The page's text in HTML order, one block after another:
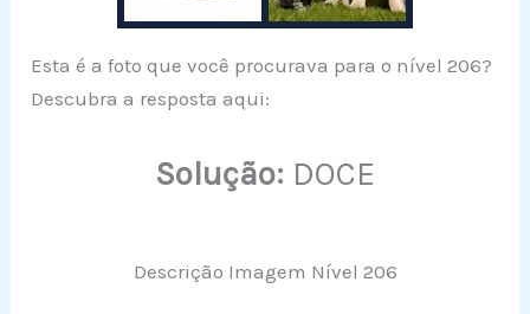
Esta é a foto que você procurava para o nível 206?
Descubra a resposta aqui:
Solução: DOCE
Descrição Imagem Nível 206